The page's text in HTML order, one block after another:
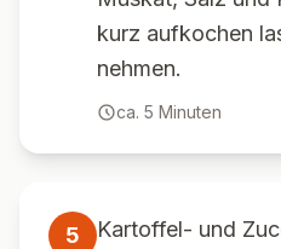
kurz aufkochen
nehmen.
ca. 5 Minuten
5
Kartoffel- und